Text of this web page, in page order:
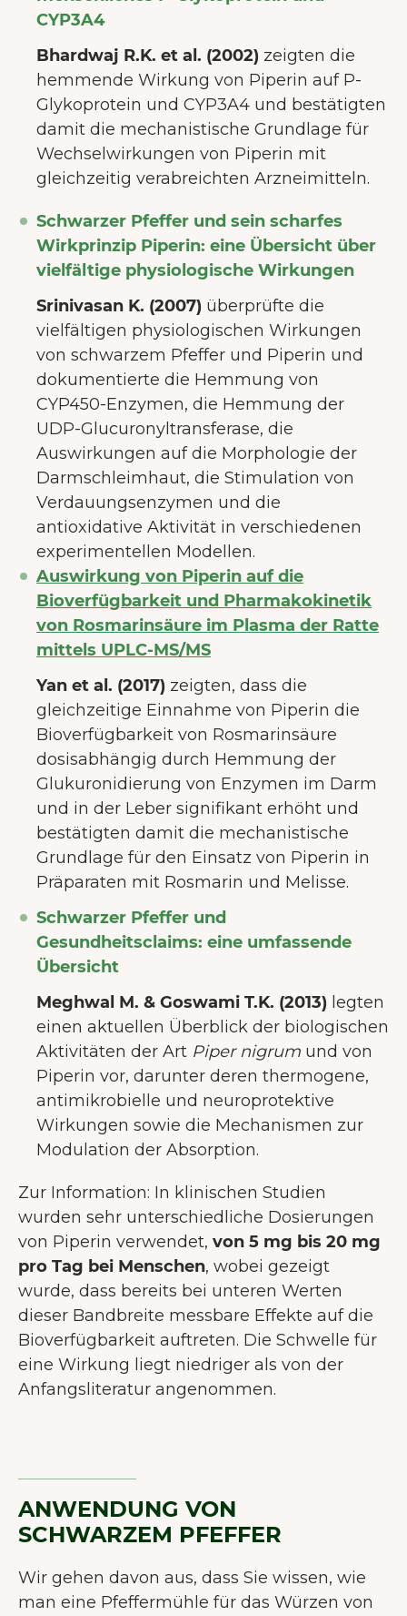
CYP3A4
Bhardwaj R.K. et al. (2002) zeigten die
hemmende Wirkung von Piperin auf P-
Glykoprotein und CYP3A4 und bestätigten
damit die mechanistische Grundlage für
Wechselwirkungen von Piperin mit
gleichzeitig verabreichten Arzneimitteln.
Schwarzer Pfeffer und sein scharfes
Wirkprinzip Piperin: eine Übersicht über
vielfältige physiologische Wirkungen
Srinivasan K. (2007) überprüfte die
vielfältigen physiologischen Wirkungen
von schwarzem Pfeffer und Piperin und
dokumentierte die Hemmung von
CYP450-Enzymen, die Hemmung der
UDP-Glucuronyltransferase, die
Auswirkungen auf die Morphologie der
Darmschleimhaut, die Stimulation von
Verdauungsenzymen und die
antioxidative Aktivität in verschiedenen
experimentellen Modellen.
Auswirkung von Piperin auf die
Bioverfügbarkeit und Pharmakokinetik
von Rosmarinsäure im Plasma der Ratte
mittels UPLC-MS/MS
Yan et al. (2017) zeigten, dass die
gleichzeitige Einnahme von Piperin die
Bioverfügbarkeit von Rosmarinsäure
dosisabhängig durch Hemmung der
Glukuronidierung von Enzymen im Darm
und in der Leber signifikant erhöht und
bestätigten damit die mechanistische
Grundlage für den Einsatz von Piperin in
Präparaten mit Rosmarin und Melisse.
Schwarzer Pfeffer und
Gesundheitsclaims: eine umfassende
Übersicht
Meghwal M. & Goswami T.K. (2013) legten
einen aktuellen Überblick der biologischen
Aktivitäten der Art Piper nigrum und von
Piperin vor, darunter deren thermogene,
antimikrobielle und neuroprotektive
Wirkungen sowie die Mechanismen zur
Modulation der Absorption.
Zur Information: In klinischen Studien
wurden sehr unterschiedliche Dosierungen
von Piperin verwendet, von 5 mg bis 20 mg
pro Tag bei Menschen, wobei gezeigt
wurde, dass bereits bei unteren Werten
dieser Bandbreite messbare Effekte auf die
Bioverfügbarkeit auftreten. Die Schwelle für
eine Wirkung liegt niedriger als von der
Anfangsliteratur angenommen.
ANWENDUNG VON
SCHWARZEM PFEFFER
Wir gehen davon aus, dass Sie wissen, wie
man eine Pfeffermühle für das Würzen von